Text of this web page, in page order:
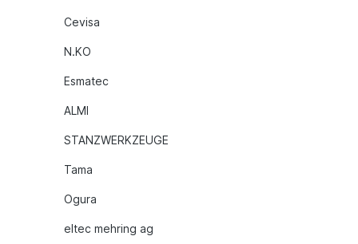
Cevisa
N.KO
Esmatec
ALMI
STANZWERKZEUGE
Tama
Ogura
eltec mehring ag